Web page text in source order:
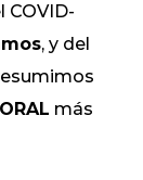
COVID-
, y del
más